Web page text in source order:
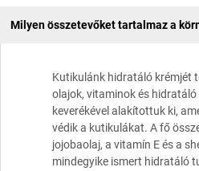
Milyen összetevőket tartalmaz a
Kutikulánk hidratáló krémjét
olajok, vitaminok és
keverékével alakítottuk ki,
védik a kutikulákat. A fő
jojobaolaj, a vitamín E és a
mindegyike ismert hidratáló